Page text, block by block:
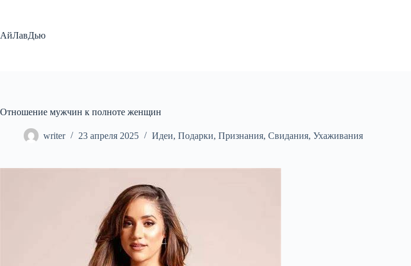
АйЛавДью
Отношение мужчин к полноте женщин
writer 23 апреля 2025 Идеи, Подарки, Признания, Свидания, Ухаживания